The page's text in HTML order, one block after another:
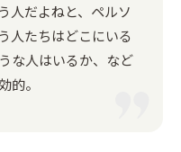
人だよねと、ペルソ
人たちはどこにいる
な人はいるか、など
的。